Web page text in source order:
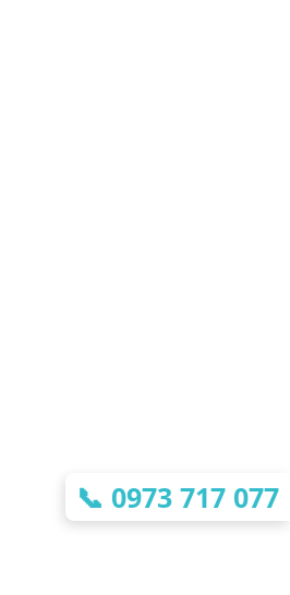
📞 0973 717 077